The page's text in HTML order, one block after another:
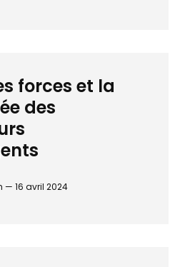
forces et la
des
— 16 avril 2024